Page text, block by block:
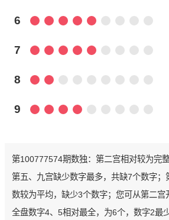
6
7
8
9
第100777574期数独：第二宫相对较为完
第五、九宫缺少数字最多，共缺7个数字；
数较为平均，缺少3个数字；您可从第二宫
全盘数字4、5相对最全，为6个，数字2最